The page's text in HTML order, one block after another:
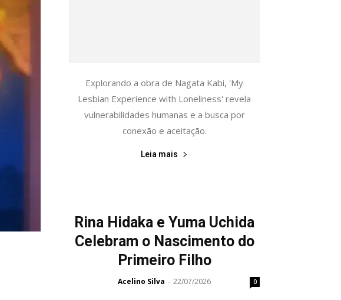
Explorando a obra de Nagata Kabi, 'My
Lesbian Experience with Loneliness' revela
vulnerabilidades humanas e a busca por
conexão e aceitação.
Leia mais
Rina Hidaka e Yuma Uchida
Celebram o Nascimento do
Primeiro Filho
Acelino Silva - 22/07/2026 0